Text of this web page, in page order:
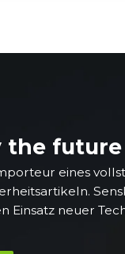
the future
eines
Einsatz neuer